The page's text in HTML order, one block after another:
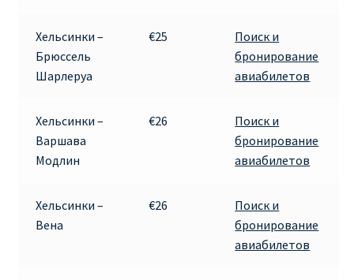
Херсона от € 15
RYANAIR.COM НА РУССКОМ – кнфтфшкюсщь
Авиабилеты Ryanair на Тенерифе от €15
АВИАБИЛЕТЫ RYANAIR ОТ € 12
АВИАБИЛЕТЫ ВИЛЬНЮС БАРСЕЛОНА
Хельсинки –
Брюссель
Шарлеруа
€25
Поиск и
бронирование
авиабилетов
Хельсинки –
Варшава
Модлин
€26
Поиск и
бронирование
авиабилетов
Хельсинки –
Вена
€26
Поиск и
бронирование
авиабилетов